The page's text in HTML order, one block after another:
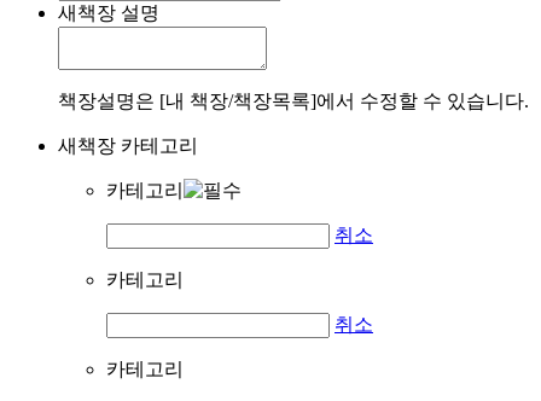
새책장 설명
책장설명은 [내 책장/책장목록]에서 수정할 수 있습니다.
새책장 카테고리
카테고리
취소
카테고리
취소
카테고리